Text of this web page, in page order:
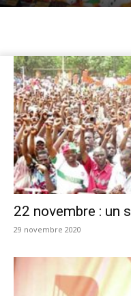
22 novembre : un
29 novembre 2020